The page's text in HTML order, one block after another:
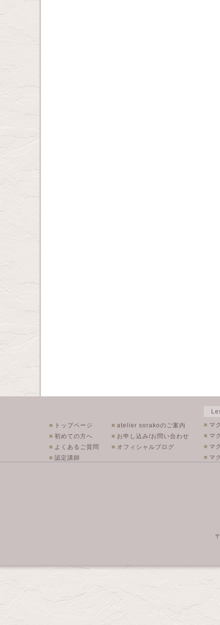
■ トップページ
■ 初めての方へ
■ よくあるご質問
■ 認定講師
■ atelier sorakoのご案内
■ お申し込み/お問い合わせ
■ オフィシャルブログ
■ マ
■ マ
■ マ
■ マ